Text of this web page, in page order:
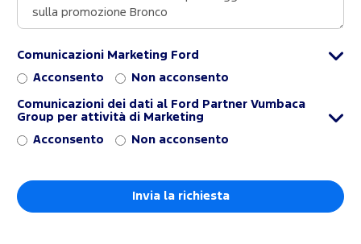
Comunicazioni Marketing Ford
Acconsento Non acconsento
Comunicazioni dei dati al Ford Partner Vumbaca
Group per attività di Marketing
Acconsento Non acconsento